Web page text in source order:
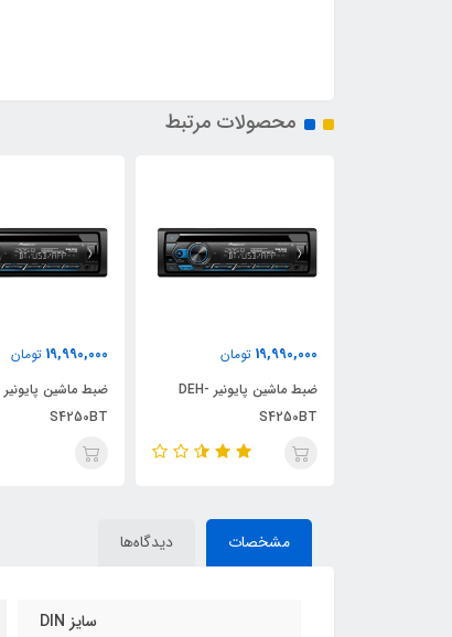
محصولات مرتبط
19,990,000 تومان
ضبط ماشین پایونیر DEH-
S4250BT
19,990,000 تومان
S4250BT
مشخصات دیدگاه‌ها
سایز DIN